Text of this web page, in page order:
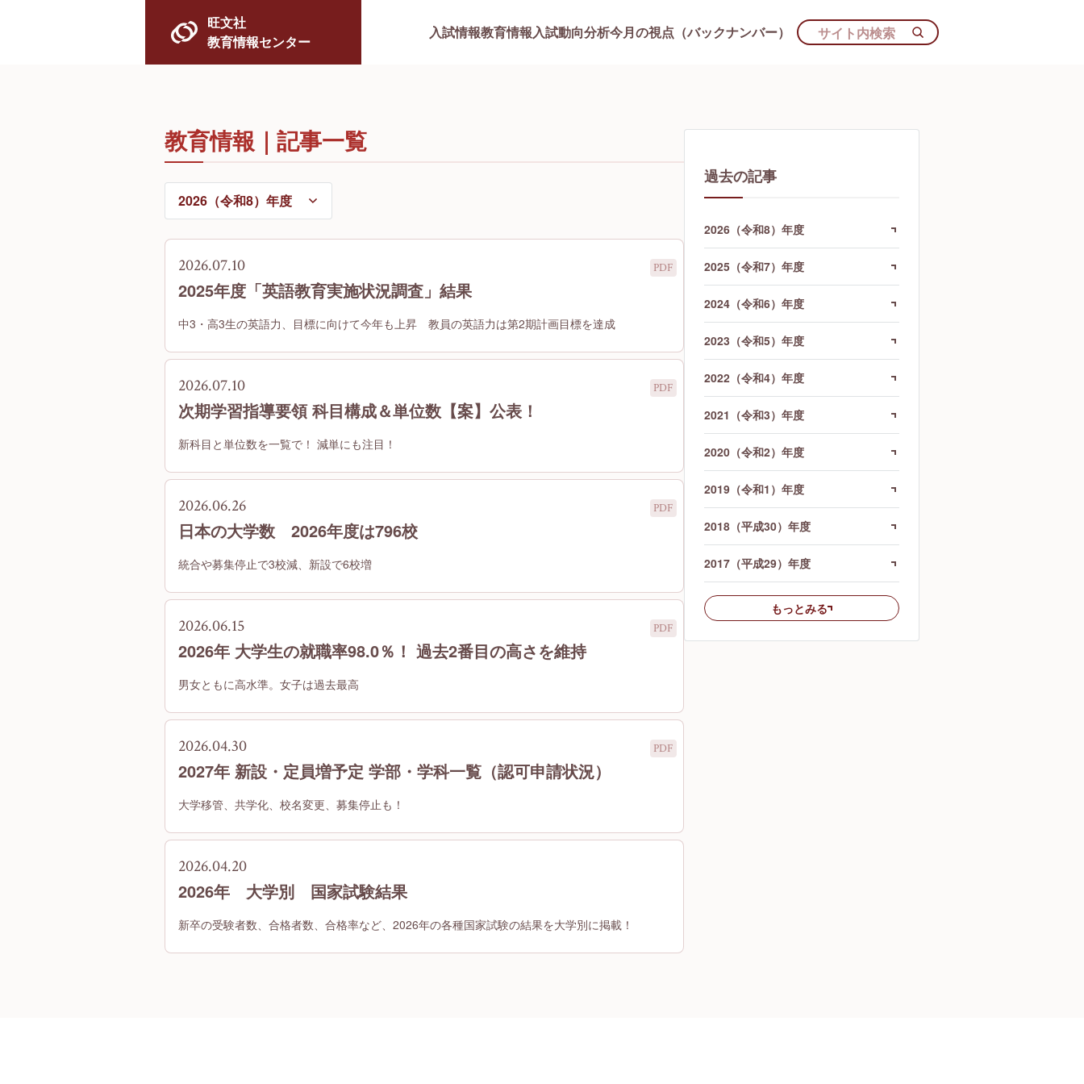
旺文社
教育情報センター
入試情報教育情報入試動向分析今月の視点（バックナンバー）
教育情報｜記事一覧
2026.07.10
2025年度「英語教育実施状況調査」結果
中3・高3生の英語力、目標に向けて今年も上昇 教員の英語力は第2期計画目標を達成
2026.07.10
次期学習指導要領 科目構成＆単位数【案】公表！
新科目と単位数を一覧で！ 減単にも注目！
2026.06.26
日本の大学数 2026年度は796校
統合や募集停止で3校減、新設で6校増
2026.06.15
2026年 大学生の就職率98.0％！ 過去2番目の高さを維持
男女ともに高水準。女子は過去最高
2026.04.30
2027年 新設・定員増予定 学部・学科一覧（認可申請状況）
大学移管、共学化、校名変更、募集停止も！
2026.04.20
2026年 大学別 国家試験結果
新卒の受験者数、合格者数、合格率など、2026年の各種国家試験の結果を大学別に掲載！
過去の記事
2026（令和8）年度
2025（令和7）年度
2024（令和6）年度
2023（令和5）年度
2022（令和4）年度
2021（令和3）年度
2020（令和2）年度
2019（令和1）年度
2018（平成30）年度
2017（平成29）年度
もっとみる